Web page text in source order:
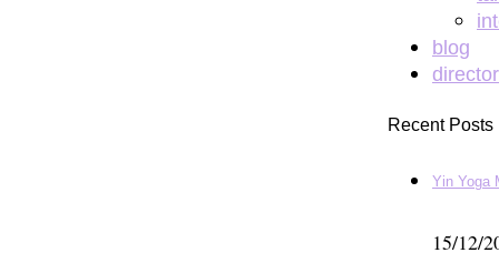
blog
Recent Posts
Yin Yoga
15/12/